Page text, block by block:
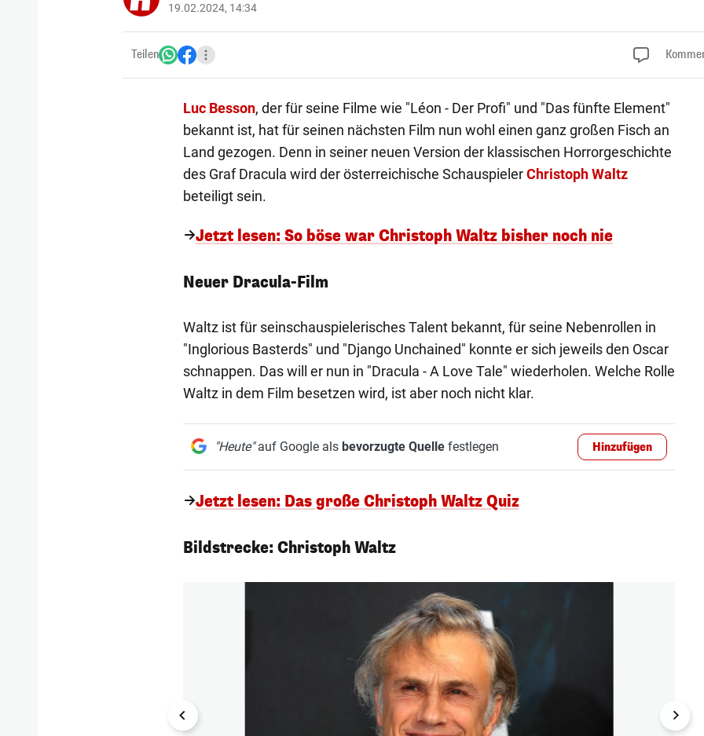
19.02.2024, 14:34
Teilen
Luc Besson, der für seine Filme wie "Léon - Der Profi" und "Das fünfte Element"
bekannt ist, hat für seinen nächsten Film nun wohl einen ganz großen Fisch an
Land gezogen. Denn in seiner neuen Version der klassischen Horrorgeschichte
des Graf Dracula wird der österreichische SchauspielerChristoph Waltz
beteiligt sein.
Jetzt lesen: So böse war Christoph Waltz bisher noch nie
Neuer Dracula-Film
Waltz ist für seinschauspielerisches Talent bekannt, für seine Nebenrollen in
"Inglorious Basterds" und "Django Unchained" konnte er sich jeweils den Oscar
schnappen. Das will er nun in "Dracula - A Love Tale" wiederholen. Welche Rolle
Waltz in dem Film besetzen wird, ist aber noch nicht klar.
"Heute"auf Google als bevorzugte Quellefestlegen Hinzufügen
Jetzt lesen: Das große Christoph Waltz Quiz
Bildstrecke: Christoph Waltz